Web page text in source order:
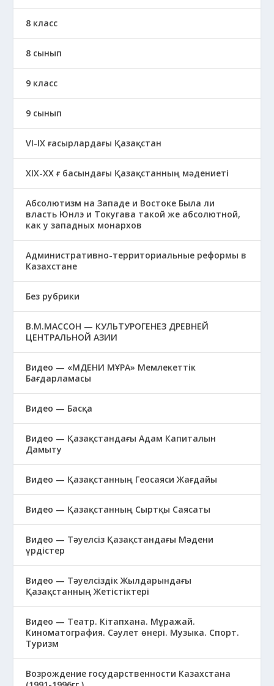
8 класс
8 сынып
9 класс
9 сынып
VI-IX ғасырлардағы Қазақстан
XIХ-XX ғ басындағы Қазақстанның мәдениеті
Абсолютизм на Западе и Востоке Была ли
власть Юнлэ и Токугава такой же абсолютной,
как у западных монархов
Административно-территориальные реформы в
Казахстане
Без рубрики
В.М.МАССОН — КУЛЬТУРОГЕНЕЗ ДРЕВНЕЙ
ЦЕНТРАЛЬНОЙ АЗИИ
Видео — «МӘДЕНИ МҰРА» Мемлекеттік
Бағдарламасы
Видео — Басқа
Видео — Қазақстандағы Адам Капиталын
Дамыту
Видео — Қазақстанның Геосаяси Жағдайы
Видео — Қазақстанның Сыртқы Саясаты
Видео — Тәуелсіз Қазақстандағы Мәдени
үрдістер
Видео — Тәуелсіздік Жылдарындағы
Қазақстанның Жетістіктері
Видео — Театр. Кітапхана. Мұражай.
Киноматография. Сәулет өнері. Музыка. Спорт.
Туризм
Возрождение государственности Казахстана